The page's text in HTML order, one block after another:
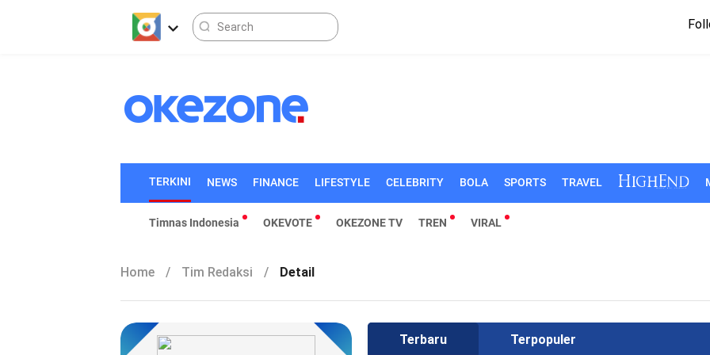
TERKINI NEWS FINANCE LIFESTYLE CELEBRITY BOLA SPORTS TRAVEL
Timnas Indonesia OKEVOTE OKEZONE TV TREN VIRAL
Home / Tim Redaksi / Detail
Terbaru Terpopuler